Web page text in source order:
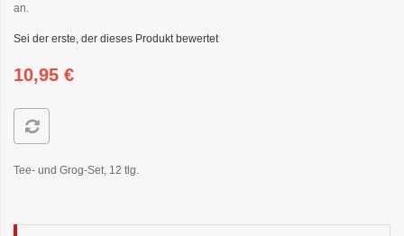
an.
Sei der erste, der dieses Produkt bewertet
10,95 €
Tee- und Grog-Set, 12 tlg.